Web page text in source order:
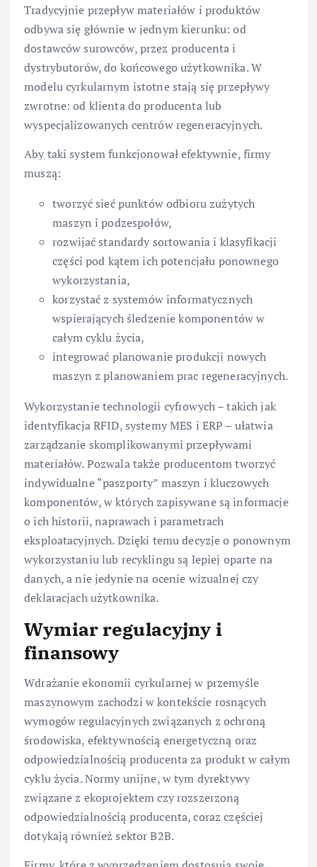
Tradycyjnie przepływ materiałów i produktów
odbywa się głównie w jednym kierunku: od
dostawców surowców, przez producenta i
dystrybutorów, do końcowego użytkownika. W
modelu cyrkularnym istotne stają się przepływy
zwrotne: od klienta do producenta lub
wyspecjalizowanych centrów regeneracyjnych.
Aby taki system funkcjonował efektywnie, firmy
muszą:
tworzyć sieć punktów odbioru zużytych
maszyn i podzespołów,
rozwijać standardy sortowania i klasyfikacji
części pod kątem ich potencjału ponownego
wykorzystania,
korzystać z systemów informatycznych
wspierających śledzenie komponentów w
całym cyklu życia,
integrować planowanie produkcji nowych
maszyn z planowaniem prac regeneracyjnych.
Wykorzystanie technologii cyfrowych – takich jak
identyfikacja RFID, systemy MES i ERP – ułatwia
zarządzanie skomplikowanymi przepływami
materiałów. Pozwala także producentom tworzyć
indywidualne “paszporty” maszyn i kluczowych
komponentów, w których zapisywane są informacje
o ich historii, naprawach i parametrach
eksploatacyjnych. Dzięki temu decyzje o ponownym
wykorzystaniu lub recyklingu są lepiej oparte na
danych, a nie jedynie na ocenie wizualnej czy
deklaracjach użytkownika.
Wymiar regulacyjny i
finansowy
Wdrażanie ekonomii cyrkularnej w przemyśle
maszynowym zachodzi w kontekście rosnących
wymogów regulacyjnych związanych z ochroną
środowiska, efektywnością energetyczną oraz
odpowiedzialnością producenta za produkt w całym
cyklu życia. Normy unijne, w tym dyrektywy
związane z ekoprojektem czy rozszerzoną
odpowiedzialnością producenta, coraz częściej
dotykają również sektor B2B.